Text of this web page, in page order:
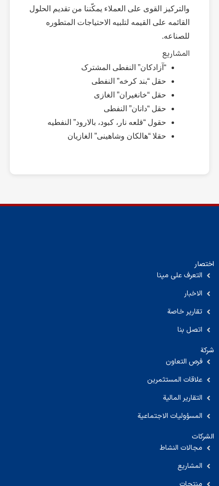
والترکیز القوی على العملاء یمکّننا من تقدیم الحلول
القائمه على القیمه لتلبیه الاحتیاجات المتطوره
للصناعه.
المشاریع
“آزادکان” النفطی المشترک
حقل “بند کرخه” النفطی
حقل “خانغیران” الغازی
حقل “دانان” النفطی
حقول “قلعه نار، کبود، بالارود” النفطیه
حقلا “هالکان وشاهینی” الغازیان
اختصار
التعرف على مپنا
الاخبار
تقارير خاصة
اتصل بنا
شركة
فرص التعاون
علاقات المستثمرين
التقارير المالية
المسؤوليات الاجتماعية
الشركات
مجالات النشاط
المشاريع